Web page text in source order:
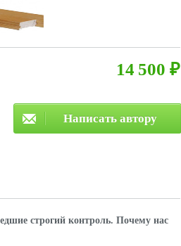
14 500 ₽
Написать автору
строгий контроль. Почему нас